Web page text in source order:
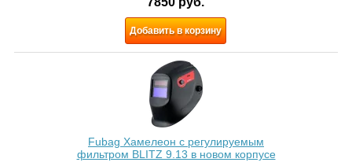
Добавить в корзину
Fubag Хамелеон с регулируемым
фильтром BLITZ 9.13 в новом корпусе